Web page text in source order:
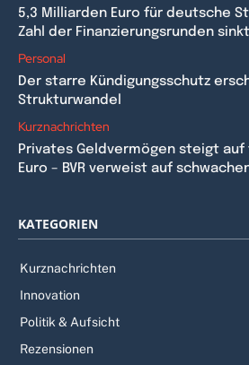
5,3 Milliarden Euro für deutsche
Zahl der Finanzierungsrunden sinkt
Personal
Der starre Kündigungsschutz
Strukturwandel
Kurznachrichten
Privates Geldvermögen steigt auf
Euro – BVR verweist auf
KATEGORIEN
Kurznachrichten
Innovation
Politik & Aufsicht
Rezensionen